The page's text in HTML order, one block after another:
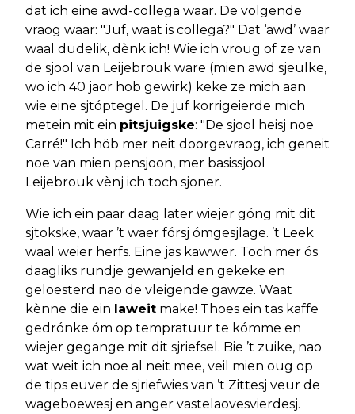
dat ich eine awd-collega waar. De volgende
vraog waar: "Juf, waat is collega?" Dat ‘awd’ waar
waal dudelik, dènk ich! Wie ich vroug of ze van
de sjool van Leijebrouk ware (mien awd sjeulke,
wo ich 40 jaor höb gewirk) keke ze mich aan
wie eine sjtóptegel. De juf korrigeierde mich
metein mit ein pitsjuigske: "De sjool heisj noe
Carré!" Ich höb mer neit doorgevraog, ich geneit
noe van mien pensjoon, mer basissjool
Leijebrouk vènj ich toch sjoner.
Wie ich ein paar daag later wiejer góng mit dit
sjtökske, waar ’t waer fórsj ómgesjlage. ’t Leek
waal weier herfs. Eine jas kawwer. Toch mer ós
daagliks rundje gewanjeld en gekeke en
geloesterd nao de vleigende gawze. Waat
kènne die ein laweit make! Thoes ein tas kaffe
gedrónke óm op tempratuur te kómme en
wiejer gegange mit dit sjriefsel. Bie ’t zuike, nao
wat weit ich noe al neit mee, veil mien oug op
de tips euver de sjriefwies van ’t Zittesj veur de
wageboewesj en anger vastelaovesvierdesj.